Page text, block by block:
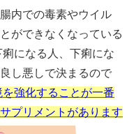
内での毒素やウイル
ができなくなっている
になる人、下痢にな
し悪しで決まるので
強化することが一番
プリメントがあります